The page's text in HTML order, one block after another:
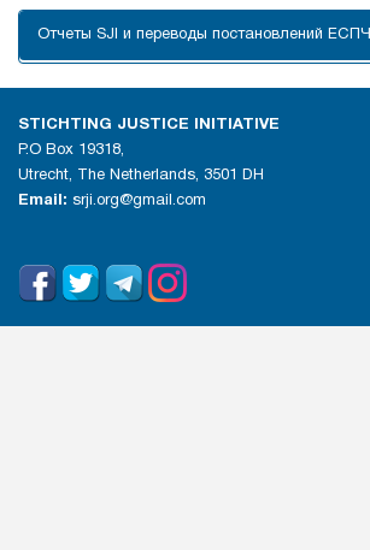
Отчеты SJI и переводы постановлений ЕСПЧ
STICHTING JUSTICE INITIATIVE
P.O Box 19318,
Utrecht, The Netherlands, 3501 DH
Email: srji.org@gmail.com